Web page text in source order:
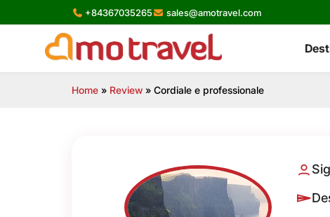
+84367035265 sales@amotravel.com
Home » Review » Cordiale e professionale